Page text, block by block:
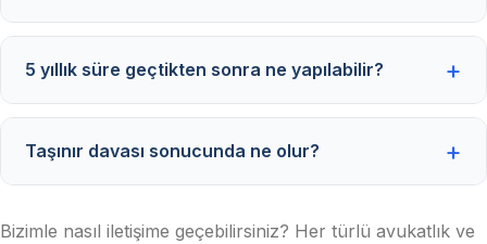
5 yıllık süre geçtikten sonra ne yapılabilir?
Taşınır davası sonucunda ne olur?
Bizimle nasıl iletişime geçebilirsiniz? Her türlü avukatlık ve